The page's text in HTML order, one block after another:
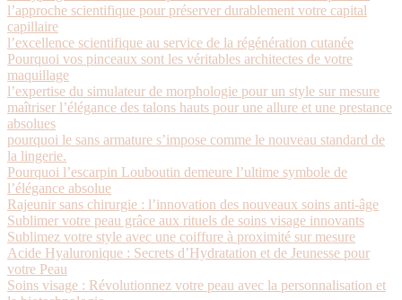
l’approche scientifique pour préserver durablement votre capital
capillaire
l’excellence scientifique au service de la régénération cutanée
Pourquoi vos pinceaux sont les véritables architectes de votre
maquillage
l’expertise du simulateur de morphologie pour un style sur mesure
maîtriser l’élégance des talons hauts pour une allure et une prestance
absolues
pourquoi le sans armature s’impose comme le nouveau standard de
la lingerie.
Pourquoi l’escarpin Louboutin demeure l’ultime symbole de
l’élégance absolue
Rajeunir sans chirurgie : l’innovation des nouveaux soins anti-âge
Sublimer votre peau grâce aux rituels de soins visage innovants
Sublimez votre style avec une coiffure à proximité sur mesure
Acide Hyaluronique : Secrets d’Hydratation et de Jeunesse pour
votre Peau
Soins visage : Révolutionnez votre peau avec la personnalisation et